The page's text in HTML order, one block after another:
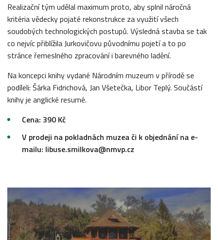
Realizační tým udělal maximum proto, aby splnil náročná
kritéria vědecky pojaté rekonstrukce za využití všech
soudobých technologických postupů. Výsledná stavba se tak
co nejvíc přiblížila Jurkovičovu původnímu pojetí a to po
stránce řemeslného zpracování i barevného ladění.
Na koncepci knihy vydané Národním muzeum v přírodě se
podíleli: Šárka Fidrichová, Jan Všetečka, Libor Teplý. Součástí
knihy je anglické resumé.
Cena: 390 Kč
V prodeji na pokladnách muzea či k objednání na e-
mailu: libuse.smilkova@nmvp.cz